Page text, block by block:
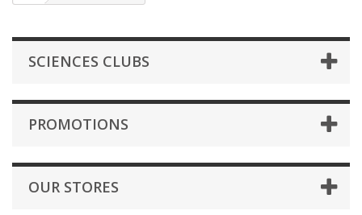
SCIENCES CLUBS
PROMOTIONS
OUR STORES